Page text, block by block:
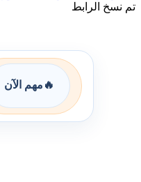
تم نسخ الرابط
🔥 مهم الآن